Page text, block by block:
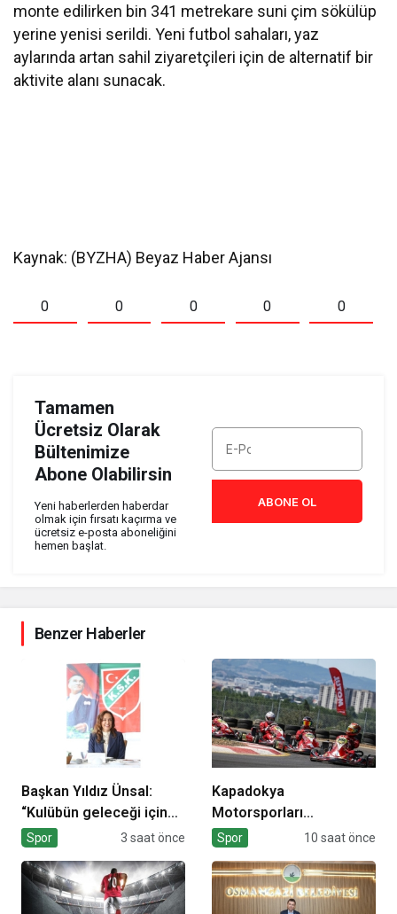
monte edilirken bin 341 metrekare suni çim sökülüp
yerine yenisi serildi. Yeni futbol sahaları, yaz
aylarında artan sahil ziyaretçileri için de alternatif bir
aktivite alanı sunacak.
Kaynak: (BYZHA) Beyaz Haber Ajansı
0 0 0 0 0
Tamamen
Ücretsiz Olarak
Bültenimize
Abone Olabilirsin
Yeni haberlerden haberdar
olmak için fırsatı kaçırma ve
ücretsiz e-posta aboneliğini
hemen başlat.
ABONE OL
Benzer Haberler
Başkan Yıldız Ünsal:
“Kulübün geleceği için
ortak irade
Spor 3 saat önce
Kapadokya
Motorsporları
Kompleksi Açılıyor
Spor 10 saat önce